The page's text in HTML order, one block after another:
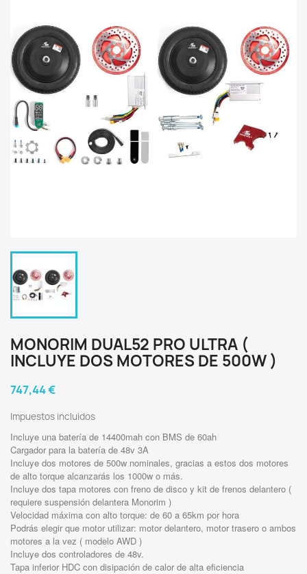
MONORIM DUAL52 PRO ULTRA (
INCLUYE DOS MOTORES DE 500W )
747,44 €
Impuestos incluidos
Incluye una batería de 14400mah con BMS de 60ah
Cargador para la batería de 48v 3A
Incluye dos motores de 500w nominales, gracias a estos dos motores
de alto torque alcanzarás los 1000w o más.
Incluye dos tapa motores con freno de disco y kit de frenos delantero (
requiere suspensión delantera Monorim )
Velocidad máxima con alto torque: de 60 a 65km por hora
Podrás elegir que motor utilizar: motor delantero, motor trasero o ambos
motores a la vez ( modelo AWD )
Incluye dos controladores de 48v.
Tapa inferior HDC con disipación de calor de alta eficiencia